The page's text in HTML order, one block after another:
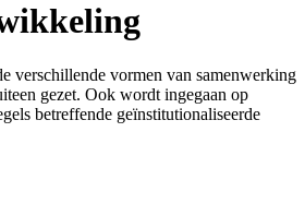
verschillende vormen van samenwerking
gezet. Ook wordt ingegaan op
betreffende geïnstitutionaliseerde